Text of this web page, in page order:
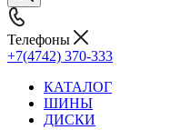
Телефоны
+7(4742) 370-333
КАТАЛОГ
ШИНЫ
ДИСКИ